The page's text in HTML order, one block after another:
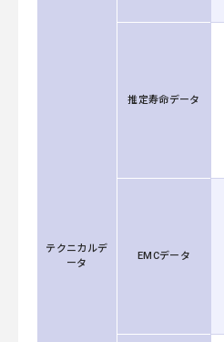
テクニカルデ
ータ
推定寿命データ
EMCデータ